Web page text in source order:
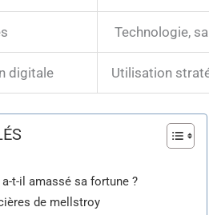
Technologie,
digitale Utilisation
t-il amassé sa fortune ?
de mellstroy